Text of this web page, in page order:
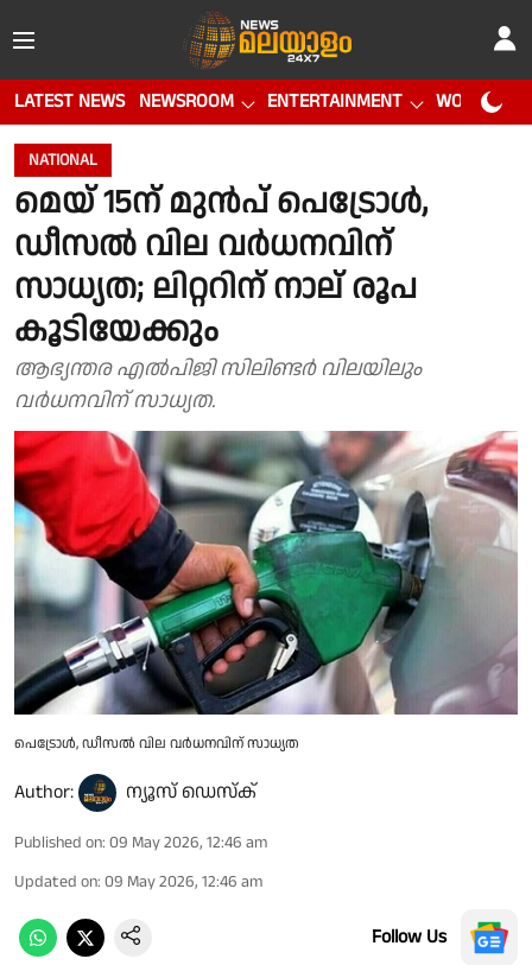
LATEST NEWS NEWSROOM ENTERTAINMENT WORLD CUP
NATIONAL
മെയ് 15ന് മുൻപ് പെട്രോൾ,
ഡീസൽ വില വർധനവിന്
സാധ്യത; ലിറ്ററിന് നാല് രൂപ
കൂടിയേക്കും
ആഭ്യന്തര എൽപിജി സിലിണ്ടർ വിലയിലും
വർധനവിന് സാധ്യത.
പെട്രോൾ, ഡീസൽ വില വർധനവിന് സാധ്യത
Author: ന്യൂസ് ഡെസ്ക്
Published on: 09 May 2026, 12:46 am
Updated on: 09 May 2026, 12:46 am
Follow Us